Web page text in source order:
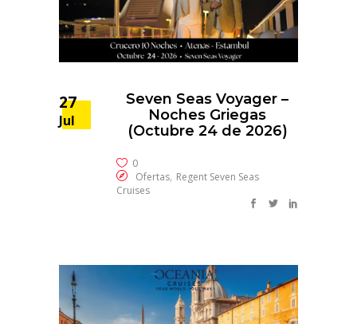
27
Jul
Seven Seas Voyager –
Noches Griegas
(Octubre 24 de 2026)
0
Ofertas, Regent Seven Seas
Cruises